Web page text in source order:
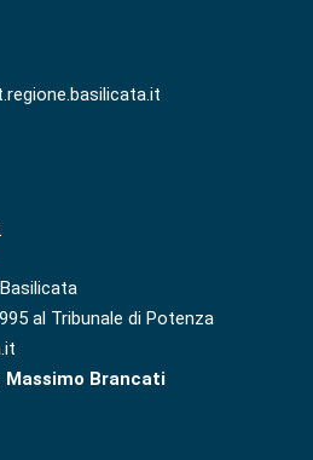
al Tribunale di Potenza
Massimo Brancati